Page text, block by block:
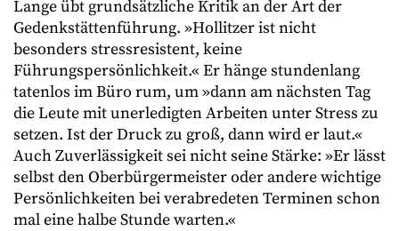
Lange übt grundsätzliche Kritik an der Art der
Gedenkstättenführung. »Hollitzer ist nicht
besonders stressresistent, keine
Führungspersönlichkeit.« Er hänge stundenlang
tatenlos im Büro rum, um »dann am nächsten Tag
die Leute mit unerledigten Arbeiten unter Stress zu
setzen. Ist der Druck zu groß, dann wird er laut.«
Auch Zuverlässigkeit sei nicht seine Stärke: »Er lässt
selbst den Oberbürgermeister oder andere wichtige
Persönlichkeiten bei verabredeten Terminen schon
mal eine halbe Stunde warten.«